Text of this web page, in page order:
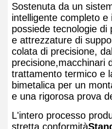
Sostenuta da un
intelligente completo
possiede tecnologie di
e attrezzature di
colata di precisione,
precisione,macchinari
trattamento termico e
bimetalica per un
e una rigorosa prova
L'intero processo
stretta conformità